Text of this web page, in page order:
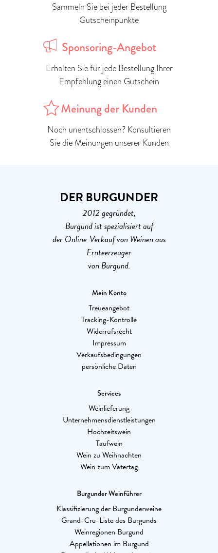
Sammeln Sie bei jeder Bestellung
Gutscheinpunkte
Sponsoring-Angebot
Erhalten Sie für jede Bestellung Ihrer
Empfehlung einen Gutschein
Meinung der Kunden
Noch unentschlossen? Konsultieren
Sie die Meinungen unserer Kunden
DER BURGUNDER
2012 gegründet,
Burgund ist spezialisiert auf
der Online-Verkauf von Weinen aus
Ernteerzeuger
von Burgund.
Mein Konto
Treueangebot
Tracking-Kontrolle
Widerrufsrecht
Impressum
Verkaufsbedingungen
persönliche Daten
Services
Weinlieferung
Unternehmensdienstleistungen
Hochzeitswein
Taufwein
Wein zu Weihnachten
Wein zum Vatertag
Burgunder Weinführer
Klassifizierung der Burgunderweine
Grand-Cru-Liste des Burgunds
Weinregionen Burgund
Appellationen im Burgund